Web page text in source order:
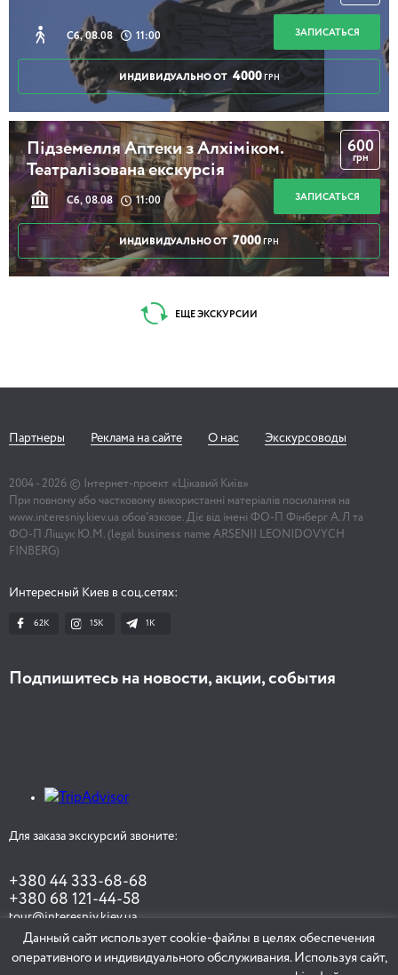
Данный сайт использует cookie-файлы в целях обеспечения
оперативного и индивидуального обслуживания. Используя сайт,
Сб, 08.08 11:00 ЗАПИСАТЬСЯ
ИНДИВИДУАЛЬНО ОТ 4000 ГРН
Підземелля Аптеки з Алхіміком.
Театралізована екскурсія
Сб, 08.08 11:00
600
грн
ЗАПИСАТЬСЯ
ИНДИВИДУАЛЬНО ОТ 7000 ГРН
ЕЩЕ ЭКСКУРСИИ
Партнеры Реклама на сайте О нас Экскурсоводы
2004 - 2026 © Інтернет-проект «Цікавий Київ»
При повному або частковому використанні матеріалів посилання на
www.interesniy.kiev.ua обов'язкове. Діє від імені ФО-П Фінберг А.Л та
ФО-П Ліщук Ю.М. (legal business name ARSENII LEONIDOVYCH
FINBERG)
Интересный Киев в соц.сетях:
62K 15K 1К
Подпишитесь на новости, акции, события
Для заказа экскурсий звоните:
+380 44 333-68-68
+380 68 121-44-58
tour@interesniy.kiev.ua